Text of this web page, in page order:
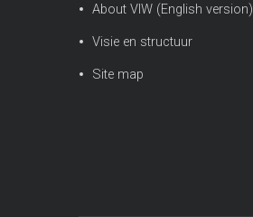
About VIW (English version)
Visie en structuur
Site map